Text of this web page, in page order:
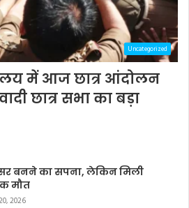
Uncategorized
में आज छात्र आंदोलन
छात्र सभा का बड़ा
बनने का सपना, लेकिन मिली
मौत
2026